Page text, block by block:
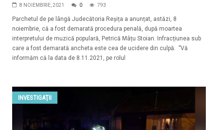
8 NOIEMBRIE, 2021 0 793
Parchetul de pe lângă Judecătoria Reșița a anunțat, astăzi, 8
noiembrie, că a fost demarată procedura penală, după moartea
interpretului de muzică populară, Petrică Mâțu Stoian. Infracțiunea sub
care a fost demarată ancheta este cea de ucidere din culpă. ”Vă
informăm că la data de 8.11.2021, pe rolul
INVESTIGAŢII